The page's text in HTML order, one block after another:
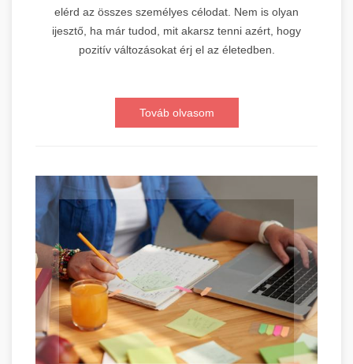
elérd az összes személyes célodat. Nem is olyan
ijesztő, ha már tudod, mit akarsz tenni azért, hogy
pozitív változásokat érj el az életedben.
Továb olvasom